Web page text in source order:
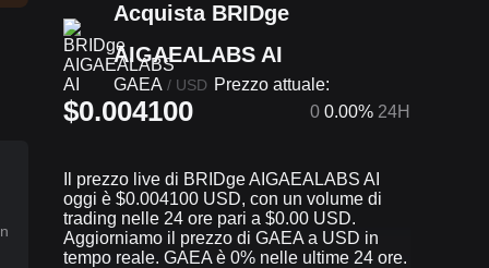
Acquista BRIDge
AIGAEALABS AI
GAEA / USD Prezzo attuale:
$0.004100 0 0.00% 24H
Il prezzo live di BRIDge AIGAEALABS AI
oggi è $0.004100 USD, con un volume di
trading nelle 24 ore pari a $0.00 USD.
Aggiorniamo il prezzo di GAEA a USD in
tempo reale. GAEA è 0% nelle ultime 24 ore.